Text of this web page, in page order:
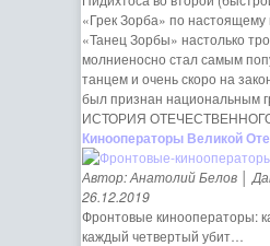
«Грек Зорба» по настоящему
«Танец Зорбы» настолько
молниеносно стал самым
танцем и очень скоро на
был признан национальным
ИСТОРИЯ
Кинооператоры Великой
Автор: Анатолий Белов │
26.12.2019
Фронтовые кинооператоры:
каждый четвертый убит…